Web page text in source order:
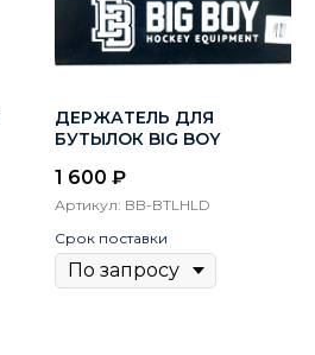
ДЕРЖАТЕЛЬ ДЛЯ
БУТЫЛОК BIG BOY
1 600 ₽
Артикул: BB-BTLHLD
Срок поставки